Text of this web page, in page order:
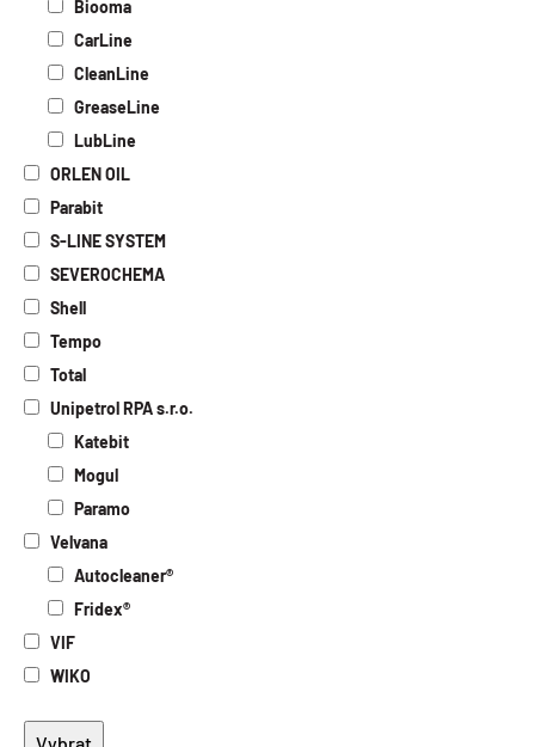
Biooma
CarLine
CleanLine
GreaseLine
LubLine
ORLEN OIL
Parabit
S-LINE SYSTEM
SEVEROCHEMA
Shell
Tempo
Total
Unipetrol RPA s.r.o.
Katebit
Mogul
Paramo
Velvana
Autocleaner®
Fridex®
VIF
WIKO